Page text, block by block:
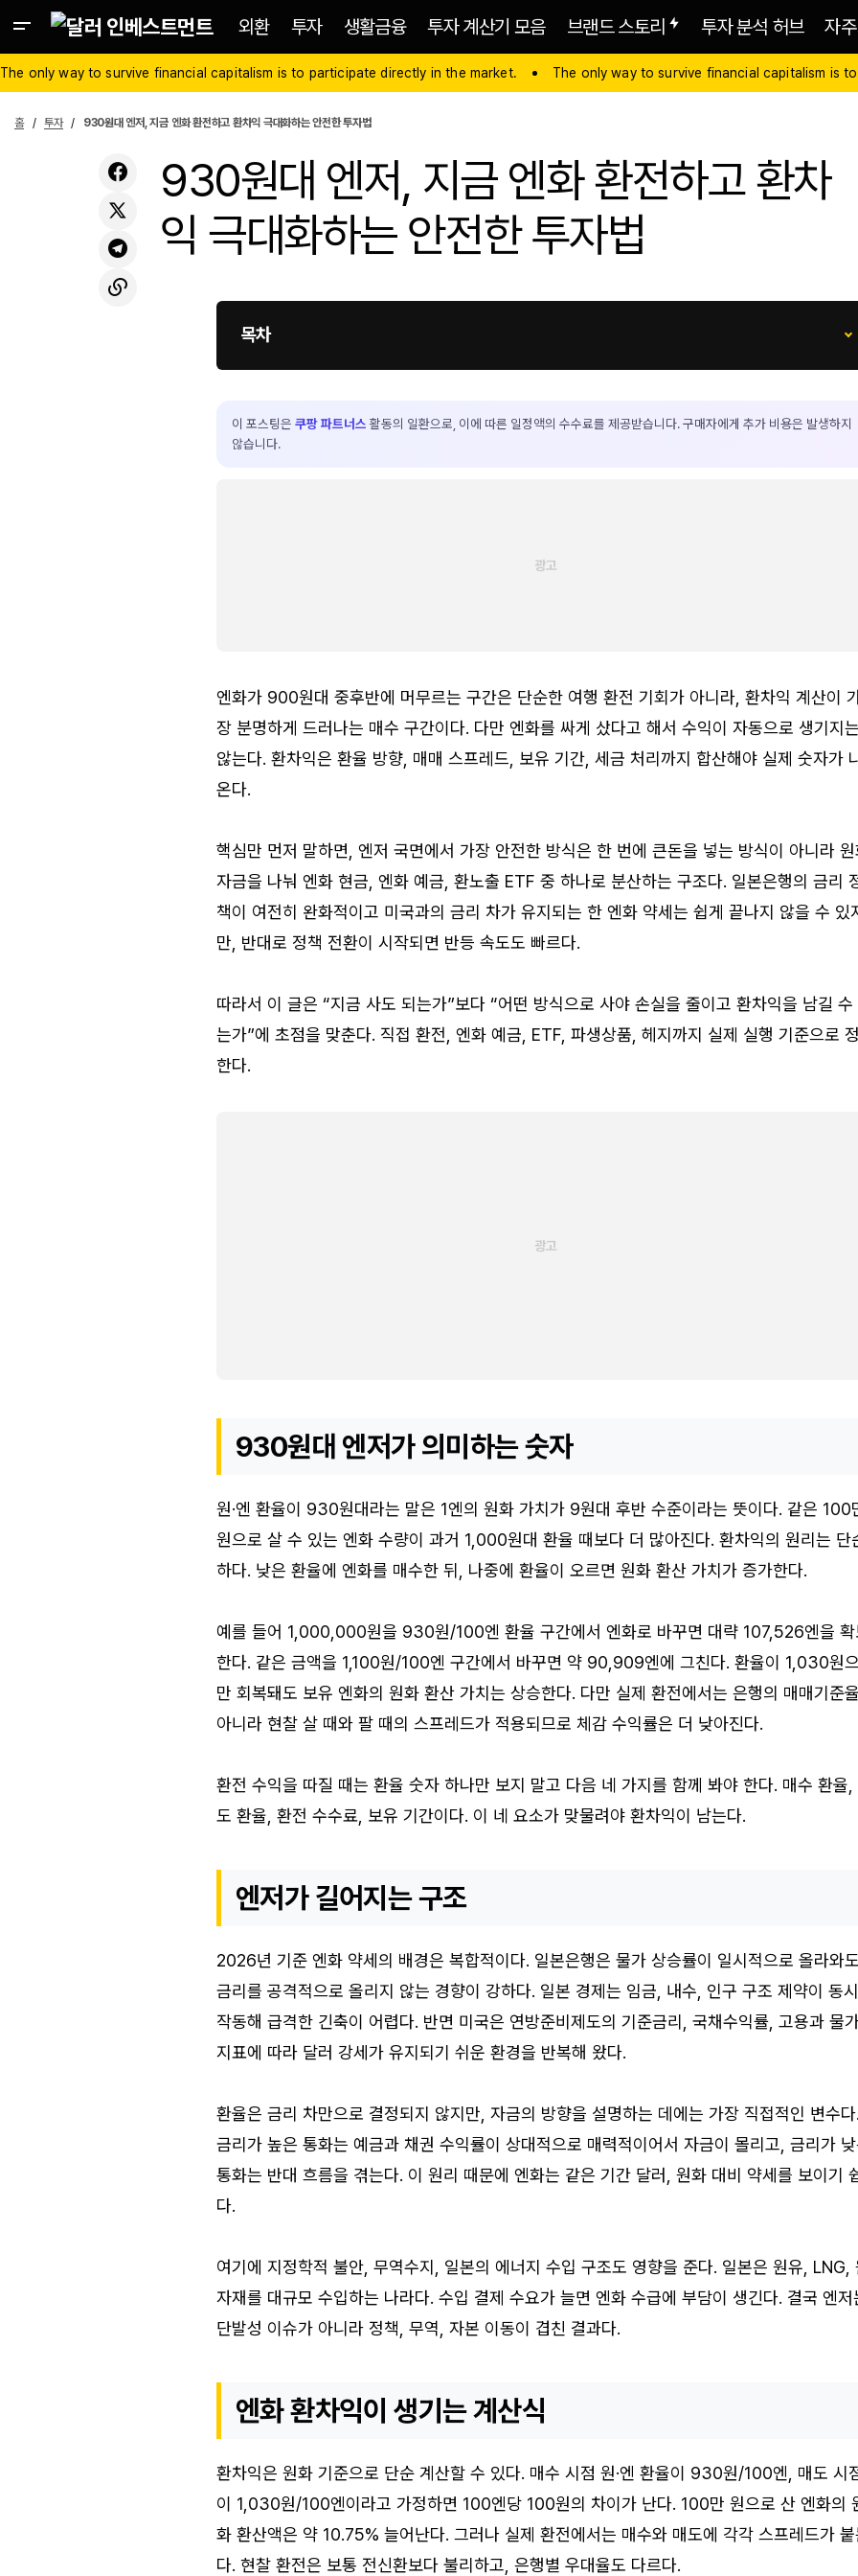
외환 투자 생활금융 투자 계산기 모음 브랜드 스토리 투자 분석 허브 자
The only way to survive financial capitalism is to participate directly in the market. The only way to survive financial capitalism is
홈 투자 930원대 엔저, 지금 엔화 환전하고 환차익 극대화하는 안전한 투자법
930원대 엔저, 지금 엔화 환전하고 환차
익 극대화하는 안전한 투자법
목차
이 포스팅은 쿠팡 파트너스 활동의 일환으로, 이에 따른 일정액의 수수료를 제공받습니다. 구매자에게 추가 비용은 발생하지
않습니다.
엔화가 900원대 중후반에 머무르는 구간은 단순한 여행 환전 기회가 아니라, 환차익 계산이
장 분명하게 드러나는 매수 구간이다. 다만 엔화를 싸게 샀다고 해서 수익이 자동으로 생기지는
않는다. 환차익은 환율 방향, 매매 스프레드, 보유 기간, 세금 처리까지 합산해야 실제 숫자가
온다.
핵심만 먼저 말하면, 엔저 국면에서 가장 안전한 방식은 한 번에 큰돈을 넣는 방식이 아니라
자금을 나눠 엔화 현금, 엔화 예금, 환노출 ETF 중 하나로 분산하는 구조다. 일본은행의 금리
책이 여전히 완화적이고 미국과의 금리 차가 유지되는 한 엔화 약세는 쉽게 끝나지 않을 수 있
만, 반대로 정책 전환이 시작되면 반등 속도도 빠르다.
따라서 이 글은 “지금 사도 되는가”보다 “어떤 방식으로 사야 손실을 줄이고 환차익을 남길 수
는가”에 초점을 맞춘다. 직접 환전, 엔화 예금, ETF, 파생상품, 헤지까지 실제 실행 기준으로
한다.
930원대 엔저가 의미하는 숫자
원·엔 환율이 930원대라는 말은 1엔의 원화 가치가 9원대 후반 수준이라는 뜻이다. 같은 100
원으로 살 수 있는 엔화 수량이 과거 1,000원대 환율 때보다 더 많아진다. 환차익의 원리는 단
하다. 낮은 환율에 엔화를 매수한 뒤, 나중에 환율이 오르면 원화 환산 가치가 증가한다.
예를 들어 1,000,000원을 930원/100엔 환율 구간에서 엔화로 바꾸면 대략 107,526엔을 확
한다. 같은 금액을 1,100원/100엔 구간에서 바꾸면 약 90,909엔에 그친다. 환율이 1,030원
만 회복돼도 보유 엔화의 원화 환산 가치는 상승한다. 다만 실제 환전에서는 은행의 매매기준율
아니라 현찰 살 때와 팔 때의 스프레드가 적용되므로 체감 수익률은 더 낮아진다.
환전 수익을 따질 때는 환율 숫자 하나만 보지 말고 다음 네 가지를 함께 봐야 한다. 매수 환율,
도 환율, 환전 수수료, 보유 기간이다. 이 네 요소가 맞물려야 환차익이 남는다.
엔저가 길어지는 구조
2026년 기준 엔화 약세의 배경은 복합적이다. 일본은행은 물가 상승률이 일시적으로 올라와도
금리를 공격적으로 올리지 않는 경향이 강하다. 일본 경제는 임금, 내수, 인구 구조 제약이 동시
작동해 급격한 긴축이 어렵다. 반면 미국은 연방준비제도의 기준금리, 국채수익률, 고용과 물
지표에 따라 달러 강세가 유지되기 쉬운 환경을 반복해 왔다.
환율은 금리 차만으로 결정되지 않지만, 자금의 방향을 설명하는 데에는 가장 직접적인 변수다.
금리가 높은 통화는 예금과 채권 수익률이 상대적으로 매력적이어서 자금이 몰리고, 금리가
통화는 반대 흐름을 겪는다. 이 원리 때문에 엔화는 같은 기간 달러, 원화 대비 약세를 보이기
다.
여기에 지정학적 불안, 무역수지, 일본의 에너지 수입 구조도 영향을 준다. 일본은 원유, LNG,
자재를 대규모 수입하는 나라다. 수입 결제 수요가 늘면 엔화 수급에 부담이 생긴다. 결국 엔저
단발성 이슈가 아니라 정책, 무역, 자본 이동이 겹친 결과다.
엔화 환차익이 생기는 계산식
환차익은 원화 기준으로 단순 계산할 수 있다. 매수 시점 원·엔 환율이 930원/100엔, 매도 시
이 1,030원/100엔이라고 가정하면 100엔당 100원의 차이가 난다. 100만 원으로 산 엔화의
화 환산액은 약 10.75% 늘어난다. 그러나 실제 환전에서는 매수와 매도에 각각 스프레드가 붙
다. 현찰 환전은 보통 전신환보다 불리하고, 은행별 우대율도 다르다.